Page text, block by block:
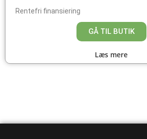
Rentefri finansiering
GÅ TIL BUTIK
Læs mere